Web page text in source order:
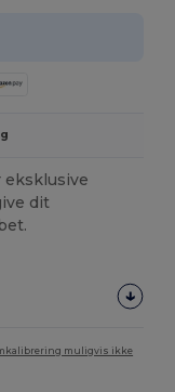
eksklusive
dit
muligvis ikke